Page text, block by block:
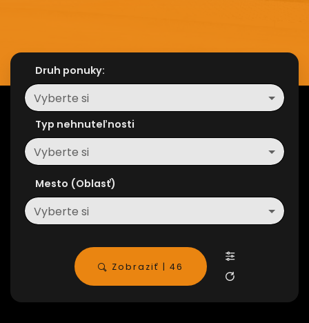
Druh ponuky:
Vyberte si
Typ nehnuteľnosti
Vyberte si
Mesto (Oblasť)
Vyberte si
Zobraziť | 46